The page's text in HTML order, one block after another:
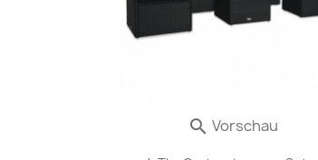
 Vorschau